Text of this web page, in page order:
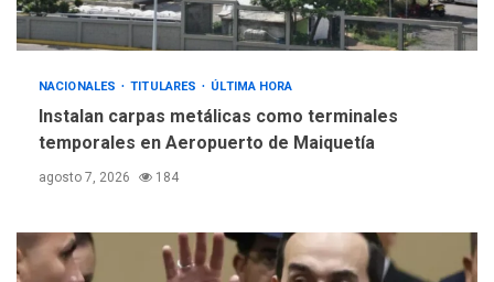
debate principios no
nucleares
NACIONALES TITULARES ÚLTIMA HORA
Instalan carpas metálicas como terminales
temporales en Aeropuerto de Maiquetía
agosto 7, 2026 184